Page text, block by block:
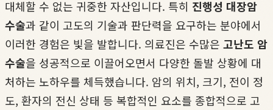
대체할 수 없는 귀중한 자산입니다. 특히 진행성 대장암
수술과 같이 고도의 기술과 판단력을 요구하는 분야에서
이러한 경험은 빛을 발합니다. 의료진은 수많은 고난도 암
수술을 성공적으로 이끌어오면서 다양한 돌발 상황에 대
처하는 노하우를 체득했습니다. 암의 위치, 크기, 전이 정
도, 환자의 전신 상태 등 복합적인 요소를 종합적으로 고